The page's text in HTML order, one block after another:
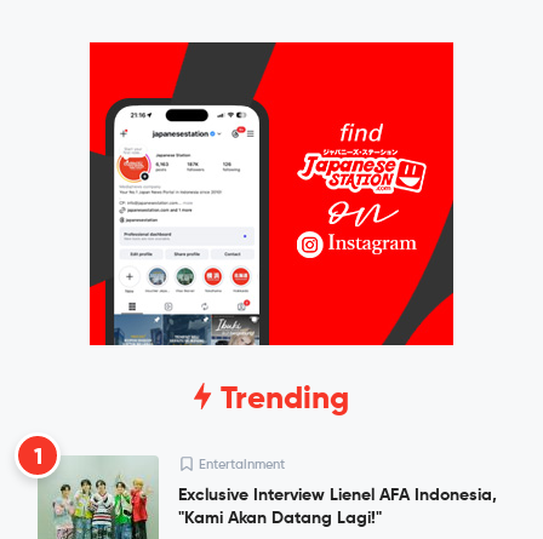
Trending
1 Entertainment
Exclusive Interview Lienel AFA Indonesia,
"Kami Akan Datang Lagi!"